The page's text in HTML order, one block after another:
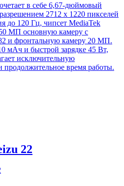
в себе 6,67-дюймовый
2712 x 1220 пикселей
до 120 Гц, чипсет MediaTek
МП основную камеру с
и фронтальную камеру 20 МП.
мАч и быстрой зарядке 45 Вт,
исключительную
продолжительное время работы.
22